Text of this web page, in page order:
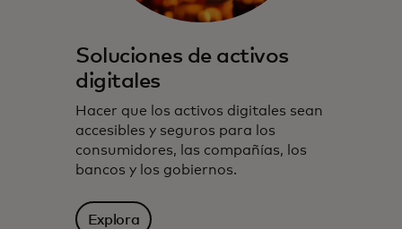
Soluciones de activos
digitales
Hacer que los activos digitales sean
accesibles y seguros para los
consumidores, las compañías, los
bancos y los gobiernos.
Explora